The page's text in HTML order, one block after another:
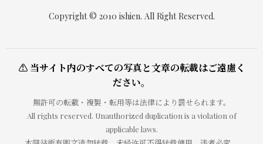
Copyright © 2010 ishien. All Right Reserved.
⚠ 当サイト内のすべての写真と文章の転載はご遠慮く
ださい。
無許可の転載・複製・転用等は法律により罰せられます。
All rights reserved. Unauthorized duplication is a violation of
applicable laws.